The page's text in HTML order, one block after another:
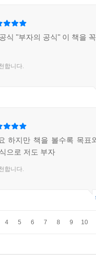
제 사례
본 성장산업
업
목
식 "부자의 공식" 이 책을
합니다.
하지만 책을 볼수록 목표
으로 저도 부자
합니다.
4 5 6 7 8 9 10